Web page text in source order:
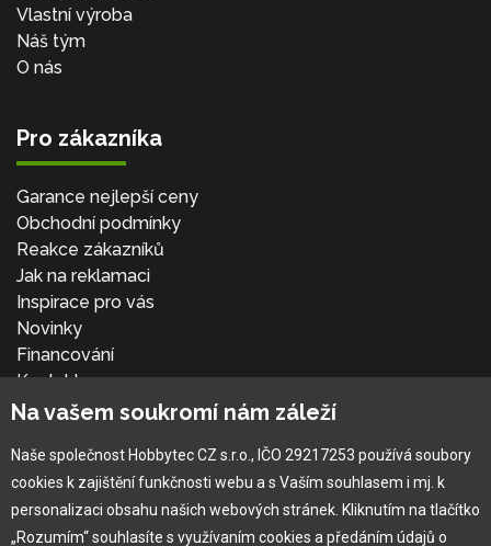
Vlastní výroba
Náš tým
O nás
Pro zákazníka
Garance nejlepší ceny
Obchodní podmínky
Reakce zákazníků
Jak na reklamaci
Inspirace pro vás
Novinky
Financování
Kontakt
Přihlásit se
Na vašem soukromí nám záleží
Naše společnost Hobbytec CZ s.r.o., IČO 29217253 používá soubory
cookies k zajištění funkčnosti webu a s Vaším souhlasem i mj. k
personalizaci obsahu našich webových stránek. Kliknutím na tlačítko
„Rozumím“ souhlasíte s využívaním cookies a předáním údajů o